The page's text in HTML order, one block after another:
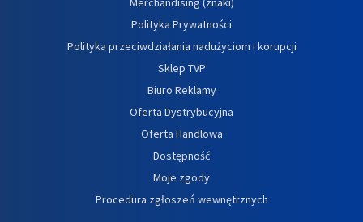
Polityka Prywatności
Polityka przeciwdziałania nadużyciom i korupcji
Sklep TVP
Biuro Reklamy
Oferta Dystrybucyjna
Oferta Handlowa
Dostępność
Moje zgody
Procedura zgłoszeń wewnętrznych